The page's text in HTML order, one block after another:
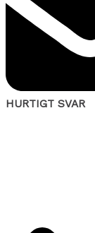
HURTIGT SVAR